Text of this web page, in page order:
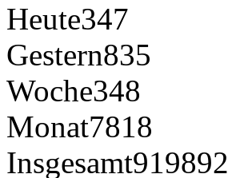
Heute347
Gestern835
Woche348
Monat7818
Insgesamt919892